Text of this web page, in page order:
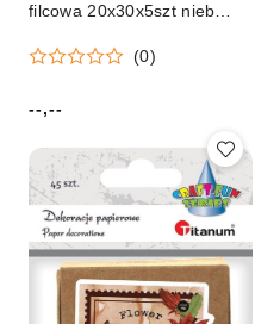
filcowa 20x30x5szt nieb
(439310)
(0)
Cena:
--,--